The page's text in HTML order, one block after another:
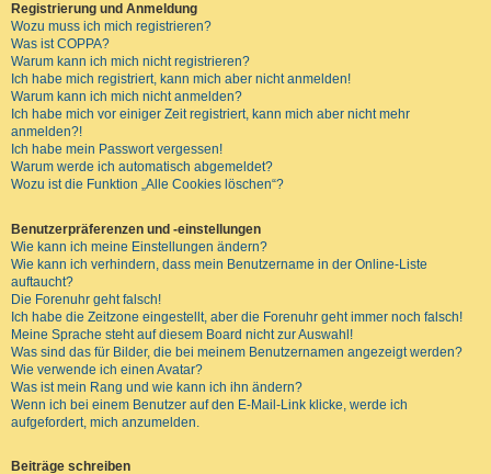
Registrierung und Anmeldung
Wozu muss ich mich registrieren?
Was ist COPPA?
Warum kann ich mich nicht registrieren?
Ich habe mich registriert, kann mich aber nicht anmelden!
Warum kann ich mich nicht anmelden?
Ich habe mich vor einiger Zeit registriert, kann mich aber nicht mehr
anmelden?!
Ich habe mein Passwort vergessen!
Warum werde ich automatisch abgemeldet?
Wozu ist die Funktion „Alle Cookies löschen“?
Benutzerpräferenzen und -einstellungen
Wie kann ich meine Einstellungen ändern?
Wie kann ich verhindern, dass mein Benutzername in der Online-Liste
auftaucht?
Die Forenuhr geht falsch!
Ich habe die Zeitzone eingestellt, aber die Forenuhr geht immer noch falsch!
Meine Sprache steht auf diesem Board nicht zur Auswahl!
Was sind das für Bilder, die bei meinem Benutzernamen angezeigt werden?
Wie verwende ich einen Avatar?
Was ist mein Rang und wie kann ich ihn ändern?
Wenn ich bei einem Benutzer auf den E-Mail-Link klicke, werde ich
aufgefordert, mich anzumelden.
Beiträge schreiben